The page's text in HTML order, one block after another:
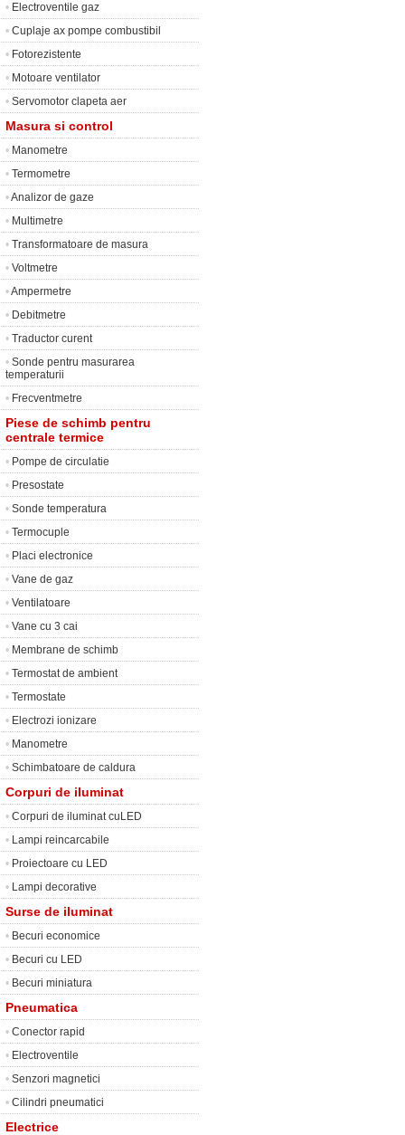
• Electroventile gaz
• Cuplaje ax pompe combustibil
• Fotorezistente
• Motoare ventilator
• Servomotor clapeta aer
Masura si control
• Manometre
• Termometre
•Analizor de gaze
• Multimetre
• Transformatoare de masura
• Voltmetre
•Ampermetre
• Debitmetre
• Traductor curent
• Sonde pentru masurarea
temperaturii
• Frecventmetre
Piese de schimb pentru
centrale termice
• Pompe de circulatie
• Presostate
• Sonde temperatura
• Termocuple
• Placi electronice
• Vane de gaz
• Ventilatoare
• Vane cu 3 cai
• Membrane de schimb
• Termostat de ambient
• Termostate
• Electrozi ionizare
• Manometre
• Schimbatoare de caldura
Corpuri de iluminat
• Corpuri de iluminat cuLED
• Lampi reincarcabile
• Proiectoare cu LED
• Lampi decorative
Surse de iluminat
• Becuri economice
• Becuri cu LED
• Becuri miniatura
Pneumatica
• Conector rapid
• Electroventile
• Senzori magnetici
• Cilindri pneumatici
Electrice